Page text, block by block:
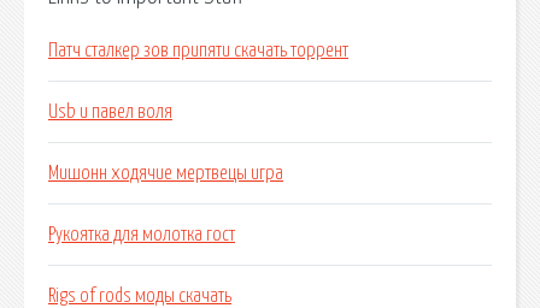
Патч сталкер зов припяти скачать торрент
Usb и павел воля
Мишонн ходячие мертвецы игра
Рукоятка для молотка гост
Rigs of rods моды скачать